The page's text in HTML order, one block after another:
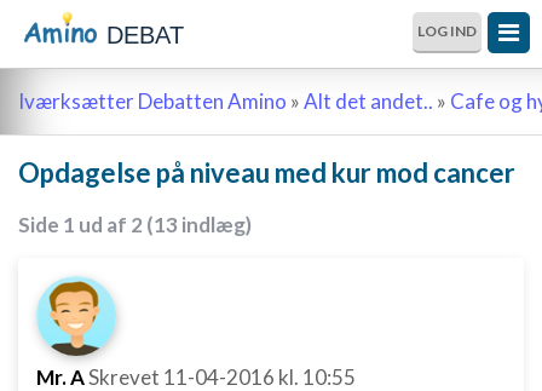
DEBAT LOG IND
Iværksætter Debatten Amino »Alt det andet.. » Cafe og
Opdagelse på niveau med kur mod cancer
Side 1 ud af 2 (13 indlæg)
Mr. ASkrevet 11-04-2016 kl. 10:55